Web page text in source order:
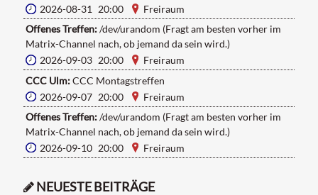
2026-08-31 20:00
Freiraum
Offenes Treffen:/dev/urandom (Fragt am besten vorher im
Matrix-Channel nach, ob jemand da sein wird.)
2026-09-03 20:00
Freiraum
CCC Ulm:CCC Montagstreffen
2026-09-07 20:00
Freiraum
Offenes Treffen:/dev/urandom (Fragt am besten vorher im
Matrix-Channel nach, ob jemand da sein wird.)
2026-09-10 20:00
Freiraum
NEUESTE BEITRÄGE